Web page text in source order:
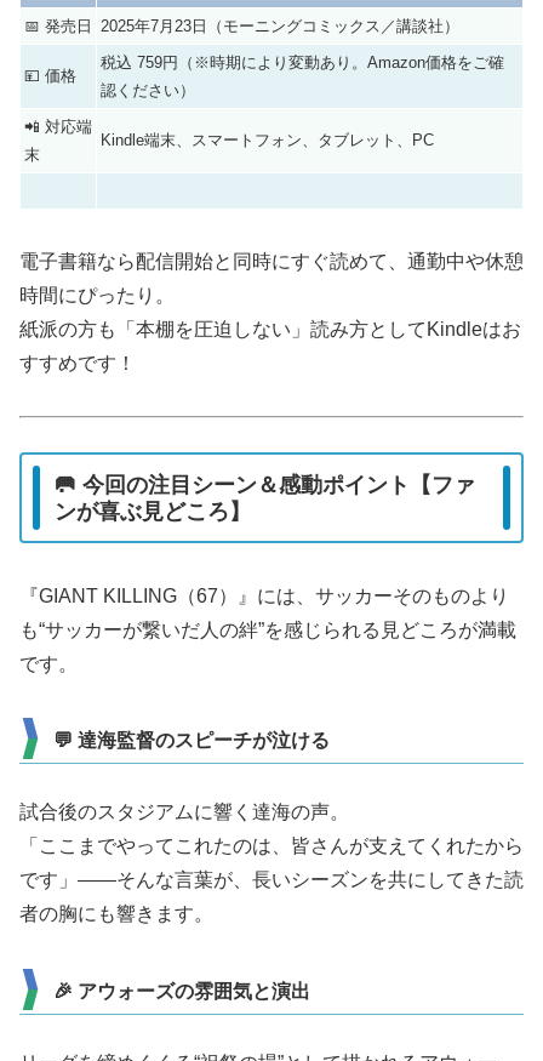
📅 発売日
2025年7月23日（モーニングコミックス／講談社）
💴 価格
税込 759円（※時期により変動あり。Amazon価格をご確
認ください）
📲 対応端
末
Kindle端末、スマートフォン、タブレット、PC
電子書籍なら配信開始と同時にすぐ読めて、通勤中や休憩
時間にぴったり。
紙派の方も「本棚を圧迫しない」読み方としてKindleはお
すすめです！
🥅 今回の注目シーン＆感動ポイント【ファ
ンが喜ぶ見どころ】
『GIANT KILLING（67）』には、サッカーそのものより
も“サッカーが繋いだ人の絆”を感じられる見どころが満載
です。
💬 達海監督のスピーチが泣ける
試合後のスタジアムに響く達海の声。
「ここまでやってこれたのは、皆さんが支えてくれたから
です」――そんな言葉が、長いシーズンを共にしてきた読
者の胸にも響きます。
🎉 アウォーズの雰囲気と演出